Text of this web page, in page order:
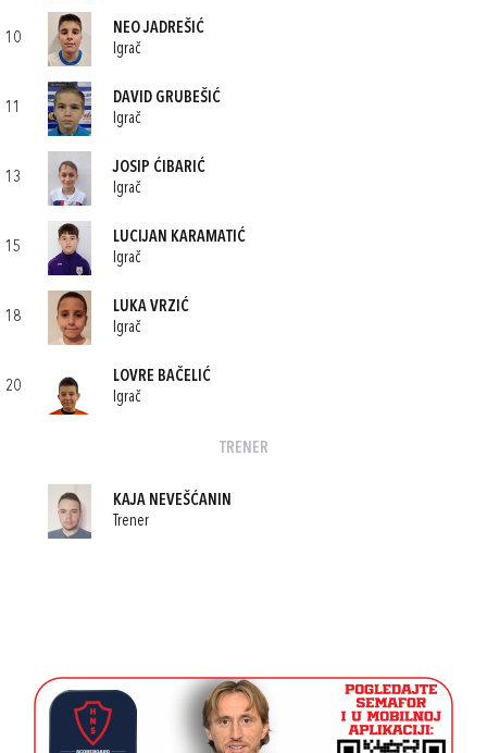
10
NEO JADREŠIĆ
Igrač
11
DAVID GRUBEŠIĆ
Igrač
13
JOSIP ĆIBARIĆ
Igrač
15
LUCIJAN KARAMATIĆ
Igrač
18
LUKA VRZIĆ
Igrač
20
LOVRE BAČELIĆ
Igrač
TRENER
KAJA NEVEŠĆANIN
Trener